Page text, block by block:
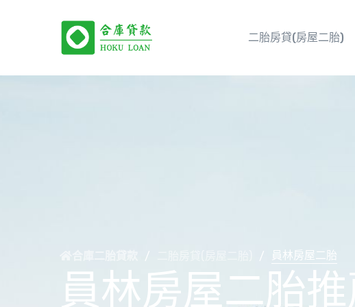
二胎房貸(房屋二胎)
/ / 員林房屋二胎
員林房屋二胎